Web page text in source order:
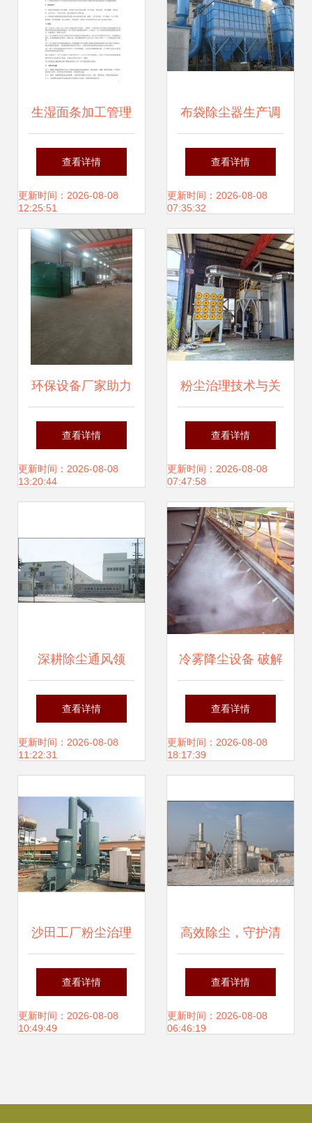
生湿面条加工管理
规范中的粉尘治理
设备要求
查看详情
更新时间：2026-08-08
12:25:51
布袋除尘器生产调
试与粉尘治理设备
安装全流程指南
查看详情
更新时间：2026-08-08
07:35:32
环保设备厂家助力
绿色未来 粉尘治理
与一体化污水处理
查看详情
更新时间：2026-08-08
13:20:44
粉尘治理技术与关
键设备的综合解决
方案
查看详情
更新时间：2026-08-08
07:47:58
深耕除尘通风领
域，匠造洁净工业
未来——苏州春亿
虎丘除尘设备的传
承与创新
查看详情
更新时间：2026-08-08
11:22:31
冷雾降尘设备 破解
矿产行业粉尘治理
难题的创新利器
查看详情
更新时间：2026-08-08
18:17:39
沙田工厂粉尘治理
新方案 龙洋环保助
力企业绿色升级
查看详情
更新时间：2026-08-08
10:49:49
高效除尘，守护清
洁生产——解析强
效除尘设备的卓越
查看详情
更新时间：2026-08-08
06:46:19